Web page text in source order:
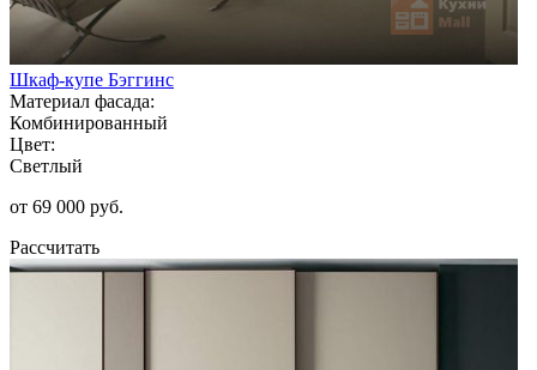
Шкаф-купе Бэггинс
Материал фасада:
Комбинированный
Цвет:
Светлый
от 69 000 руб.
Рассчитать